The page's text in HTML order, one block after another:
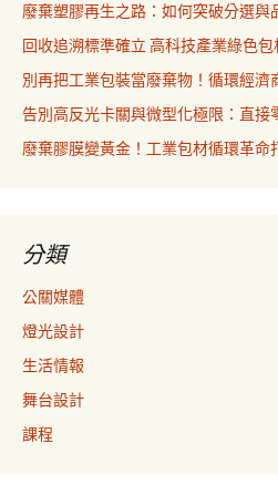
廢棄塑膠再生之路：如何突破分選
回收追溯標準確立 高科技產業綠色
別再把工業包裝當廢棄物！循環經濟
告別高反光卡關與微型化極限：直接
廢棄膠膜變黃金！工業包材循環革命
分類
公關媒體
燈光設計
生活情報
舞台設計
課程